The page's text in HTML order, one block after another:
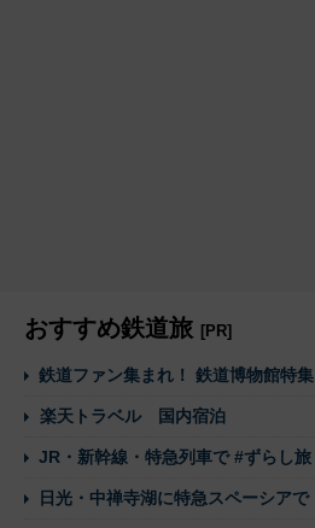
おすすめ鉄道旅 [PR]
鉄道ファン集まれ！ 鉄道博物館特集
楽天トラベル 国内宿泊
JR・新幹線・特急列車で #ずらし旅
日光・中禅寺湖に特急スペーシアで